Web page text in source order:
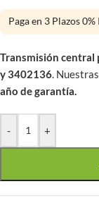
Paga en 3 Plazos
Transmisión central
y 3402136.
año de garantía.
- +